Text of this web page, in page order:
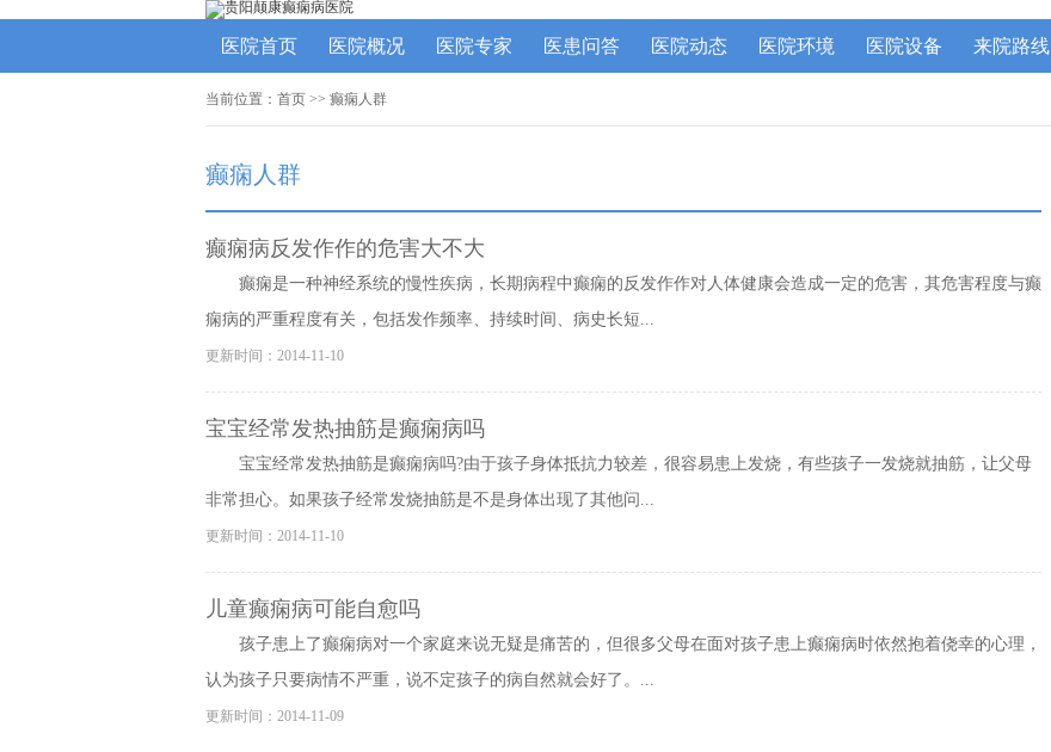
医院首页 医院概况 医院专家 医患问答 医院动态 医院环境 医院设备 来院路线
当前位置： 首页 >> 癫痫人群
癫痫人群
癫痫病反发作作的危害大不大
癫痫是一种神经系统的慢性疾病，长期病程中癫痫的反发作作对人体健康会造成一定的危害，其危害程度与癫
痫病的严重程度有关，包括发作频率、持续时间、病史长短...
更新时间：2014-11-10
宝宝经常发热抽筋是癫痫病吗
宝宝经常发热抽筋是癫痫病吗?由于孩子身体抵抗力较差，很容易患上发烧，有些孩子一发烧就抽筋，让父母
非常担心。如果孩子经常发烧抽筋是不是身体出现了其他问...
更新时间：2014-11-10
儿童癫痫病可能自愈吗
孩子患上了癫痫病对一个家庭来说无疑是痛苦的，但很多父母在面对孩子患上癫痫病时依然抱着侥幸的心理，
认为孩子只要病情不严重，说不定孩子的病自然就会好了。...
更新时间：2014-11-09